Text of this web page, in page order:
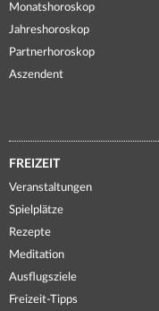
Monatshoroskop
Jahreshoroskop
Partnerhoroskop
Aszendent
FREIZEIT
Veranstaltungen
Spielplätze
Rezepte
Meditation
Ausflugsziele
Freizeit-Tipps